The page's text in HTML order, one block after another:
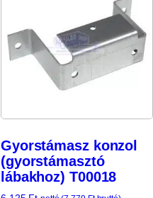
Gyorstámasz konzol
(gyorstámasztó
lábakhoz) T00018